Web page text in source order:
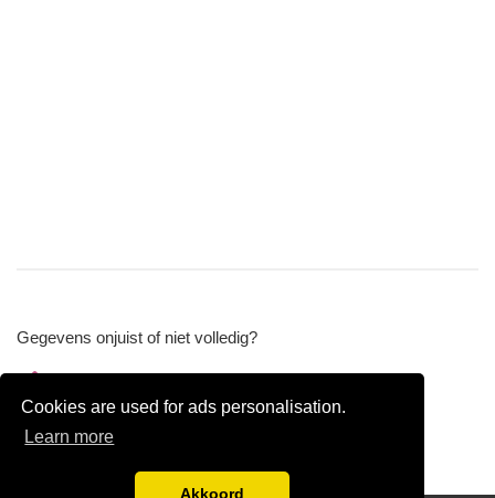
Cookies are used for ads personalisation.
Learn more
Akkoord
Gegevens onjuist of niet volledig?